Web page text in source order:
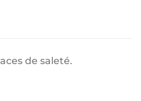
de saleté.